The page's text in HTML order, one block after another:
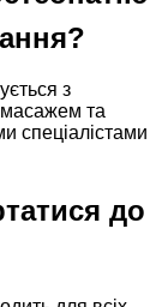
з
та
спеціалістами
до